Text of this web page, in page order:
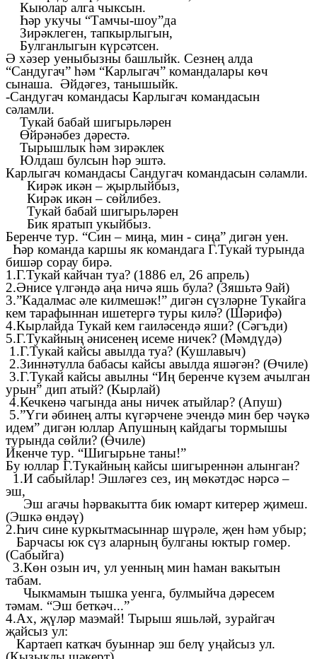
Кыюлар алга чыксын.
Һәр укучы “Тамчы-шоу”да
Зирәклеген, тапкырлыгын,
Булганлыгын күрсәтсен.
Ә хәзер уеныбызны башлыйк. Сезнең алда
“Сандугач” һәм “Карлыгач” командалары көч
сынаша. Әйдәгез, танышыйк.
-Сандугач командасы Карлыгач командасын
сәламли.
Тукай бабай шигырьләрен
Өйрәнәбез дәрестә.
Тырышлык һәм зирәклек
Юлдаш булсын һәр эштә.
Карлыгач командасы Сандугач командасын сәламли.
Кирәк икән – җырлыйбыз,
Кирәк икән – сөйлибез.
Тукай бабай шигырьләрен
Бик яратып укыйбыз.
Беренче тур. “Син – миңа, мин - сиңа” дигән уен.
Һәр команда каршы як командага Г.Тукай турында
бишәр сорау бирә.
1.Г.Тукай кайчан туа? (1886 ел, 26 апрель)
2.Әнисе үлгәндә аңа ничә яшь була? (3яшьтә 9ай)
3.”Кадалмас әле килмешәк!” дигән сүзләрне Тукайга
кем тарафыннан ишетергә туры килә? (Шәрифә)
4.Кырлайда Тукай кем гаиләсендә яши? (Сәгъди)
5.Г.Тукайның әнисенең исеме ничек? (Мәмдүдә)
1.Г.Тукай кайсы авылда туа? (Кушлавыч)
2.Зиннәтулла бабасы кайсы авылда яшәгән? (Өчиле)
3.Г.Тукай кайсы авылны “Иң беренче күзем ачылган
урын” дип атый? (Кырлай)
4.Кечкенә чагында аны ничек атыйлар? (Апуш)
5.”Үги әбинең алты күгәрчене эчендә мин бер чәүкә
идем” дигән юллар Апушның кайдагы тормышы
турында сөйли? (Өчиле)
Икенче тур. “Шигырьне таны!”
Бу юллар Г.Тукайның кайсы шигыреннән алынган?
1.И сабыйлар! Эшләгез сез, иң мөкәтдәс нәрсә –
эш,
Эш агачы һәрвакытта бик юмарт китерер җимеш.
(Эшкә өндәү)
2.Һич сине куркытмасыннар шүрәле, җен һәм убыр;
Барчасы юк сүз аларның булганы юктыр гомер.
(Сабыйга)
3.Көн озын ич, ул уенның мин һаман вакытын
табам.
Чыкмамын тышка уенга, булмыйча дәресем
тәмам. “Эш беткәч...”
4.Ах, җүләр маэмай! Тырыш яшьләй, зурайгач
җайсыз ул:
Картаеп каткач буыннар эш белү уңайсыз ул.